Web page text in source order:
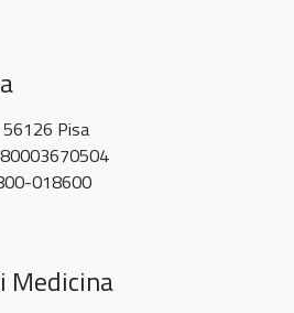
Pisa
018600
Medicina